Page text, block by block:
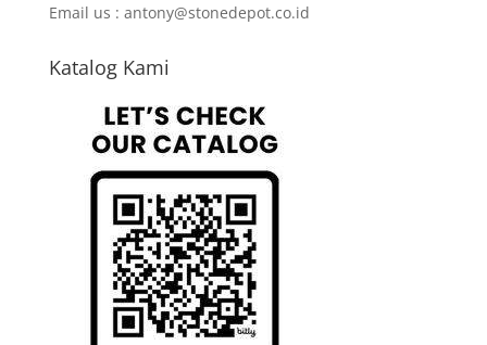
Email us : antony@stonedepot.co.id
Katalog Kami